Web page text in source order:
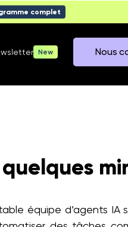
complet
New Nous
équipe d’agents IA